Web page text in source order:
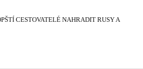
CESTOVATELÉ NAHRADIT RUSY A